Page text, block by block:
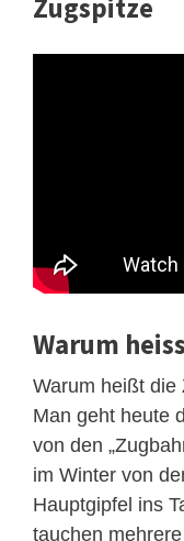
Zugspitze
Warum
Warum heißt die
Man geht heute
von den
im Winter von
Hauptgipfel ins
tauchen